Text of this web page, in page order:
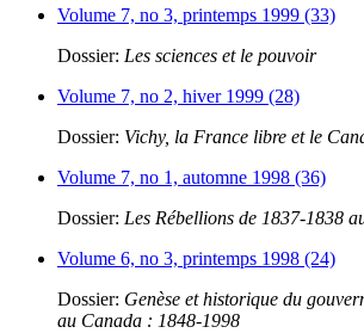
Volume 7, no 3, printemps 1999 (33)
Dossier: Les sciences et le pouvoir
Volume 7, no 2, hiver 1999 (28)
Dossier: Vichy, la France libre et le
Volume 7, no 1, automne 1998 (36)
Dossier: Les Rébellions de 1837-1838
Volume 6, no 3, printemps 1998 (24)
Dossier: Genèse et historique du
au Canada : 1848-1998